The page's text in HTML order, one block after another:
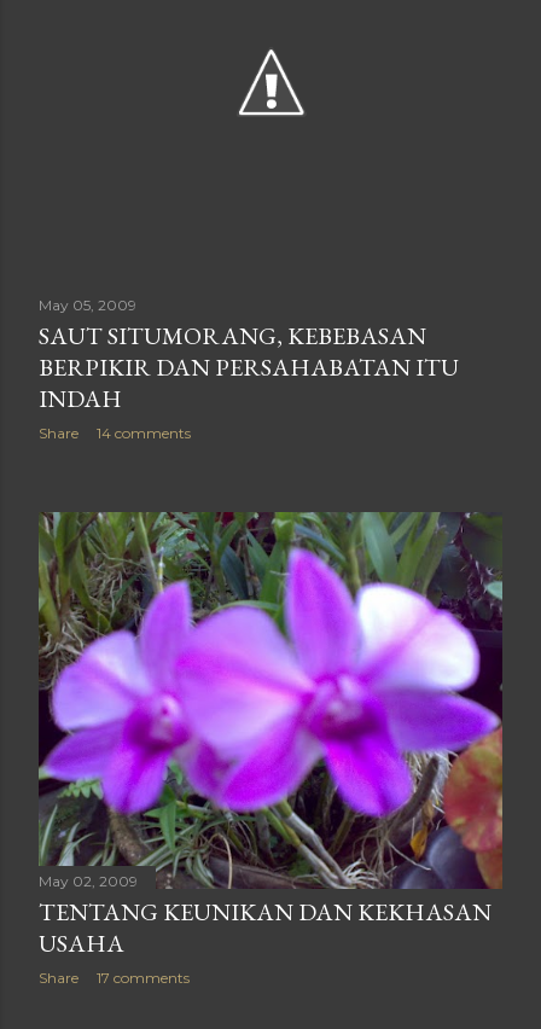
May 05, 2009
SAUT SITUMORANG, KEBEBASAN
BERPIKIR DAN PERSAHABATAN ITU
INDAH
Share 14 comments
May 02, 2009
TENTANG KEUNIKAN DAN KEKHASAN
USAHA
Share 17 comments